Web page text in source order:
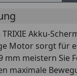
Akku-
Motor sorgt für
mm meistern
maximale